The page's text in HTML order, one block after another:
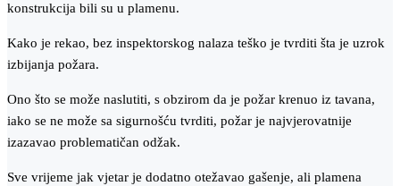
konstrukcija bili su u plamenu.
Kako je rekao, bez inspektorskog nalaza teško je tvrditi šta je uzrok
izbijanja požara.
Ono što se može naslutiti, s obzirom da je požar krenuo iz tavana,
iako se ne može sa sigurnošću tvrditi, požar je najvjerovatnije
izazavao problematičan odžak.
Sve vrijeme jak vjetar je dodatno otežavao gašenje, ali plamena